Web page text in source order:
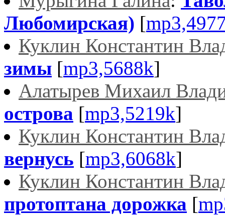
Любомирская) [
Куклин Константин
зимы [mp3,5688k]
Алатырев Михаил
острова [mp3,5219k]
Куклин Константин
вернусь [mp3,6068k]
Куклин Константин
протоптана дорожка [